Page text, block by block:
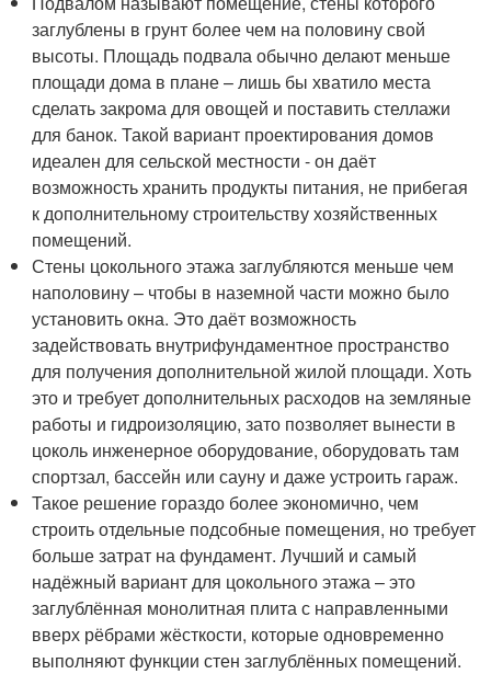
заглублены в грунт более чем на половину свой
высоты. Площадь подвала обычно делают меньше
площади дома в плане – лишь бы хватило места
сделать закрома для овощей и поставить стеллажи
для банок. Такой вариант проектирования домов
идеален для сельской местности - он даёт
возможность хранить продукты питания, не прибегая
к дополнительному строительству хозяйственных
помещений.
Стены цокольного этажа заглубляются меньше чем
наполовину – чтобы в наземной части можно было
установить окна. Это даёт возможность
задействовать внутрифундаментное пространство
для получения дополнительной жилой площади. Хоть
это и требует дополнительных расходов на земляные
работы и гидроизоляцию, зато позволяет вынести в
цоколь инженерное оборудование, оборудовать там
спортзал, бассейн или сауну и даже устроить гараж.
Такое решение гораздо более экономично, чем
строить отдельные подсобные помещения, но требует
больше затрат на фундамент. Лучший и самый
надёжный вариант для цокольного этажа – это
заглублённая монолитная плита с направленными
вверх рёбрами жёсткости, которые одновременно
выполняют функции стен заглублённых помещений.